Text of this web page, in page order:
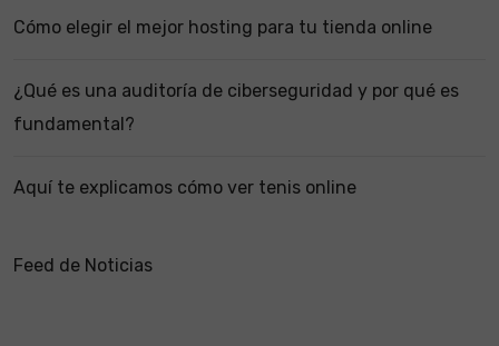
Cómo elegir el mejor hosting para tu tienda online
¿Qué es una auditoría de ciberseguridad y por qué es
fundamental?
Aquí te explicamos cómo ver tenis online
Feed de Noticias